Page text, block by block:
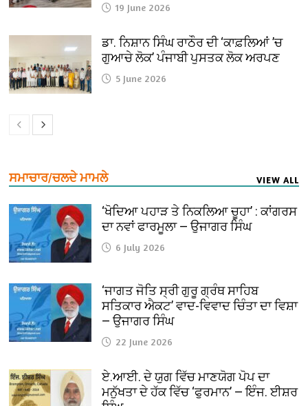
19 June 2026
ਡਾ. ਨਿਸ਼ਾਨ ਸਿੰਘ ਰਾਠੌਰ ਦੀ ‘ਕਾਫ਼ਲਿਆਂ ’ਚ
ਗੁਆਚੇ ਲੋਕ’ ਪੰਜਾਬੀ ਪੁਸਤਕ ਲੋਕ ਅਰਪਣ
5 June 2026
ਸਮਾਚਾਰ/ਚਲਦੇ ਮਾਮਲੇ VIEW ALL
‘ਖੋਦਿਆ ਪਹਾੜ ਤੇ ਨਿਕਲਿਆ ਚੂਹਾ’ : ਕਾਂਗਰਸ
ਦਾ ਨਵਾਂ ਫਾਰਮੂਲਾ — ਉਜਾਗਰ ਸਿੰਘ
6 July 2026
‘ਜਾਗਤ ਜੋਤਿ ਸ੍ਰੀ ਗੁਰੂ ਗ੍ਰੰਥ ਸਾਹਿਬ
ਸਤਿਕਾਰ ਐਕਟ’ ਵਾਦ-ਵਿਵਾਦ ਚਿੰਤਾ ਦਾ ਵਿਸ਼ਾ
— ਉਜਾਗਰ ਸਿੰਘ
22 June 2026
ਏ.ਆਈ. ਦੇ ਯੁਗ ਵਿੱਚ ਮਾਣਯੋਗ ਪੋਪ ਦਾ
ਮਨੁੱਖਤਾ ਦੇ ਹੱਕ ਵਿੱਚ ‘ਫੁਰਮਾਨ’ — ਇੰਜ. ਈਸ਼ਰ